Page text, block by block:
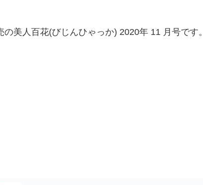
美人百花(びじんひゃっか) 2020年 11 月号です。